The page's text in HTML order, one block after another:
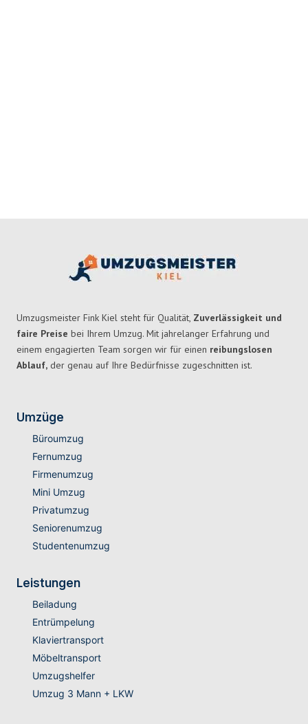
Umzugsmeister Fink Kiel steht für Qualität, Zuverlässigkeit und
faire Preise bei Ihrem Umzug. Mit jahrelanger Erfahrung und
einem engagierten Team sorgen wir für einen reibungslosen
Ablauf, der genau auf Ihre Bedürfnisse zugeschnitten ist.
Umzüge
Büroumzug
Fernumzug
Firmenumzug
Mini Umzug
Privatumzug
Seniorenumzug
Studentenumzug
Leistungen
Beiladung
Entrümpelung
Klaviertransport
Möbeltransport
Umzugshelfer
Umzug 3 Mann + LKW